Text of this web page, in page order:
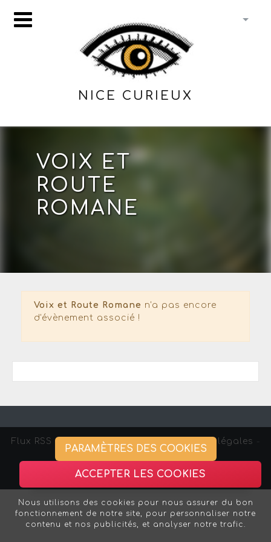
NICE CURIEUX
VOIX ET
ROUTE
ROMANE
Voix et Route Romane n'a pas encore
d'évènement associé !
Flux RSS - Gestion des cookies - Mentions légales
Association Strasbourg Curieux
PARAMÈTRES DES COOKIES
ACCEPTER LES COOKIES
Nous utilisons des cookies pour nous assurer du bon
fonctionnement de notre site, pour personnaliser notre
contenu et nos publicités, et analyser notre trafic.